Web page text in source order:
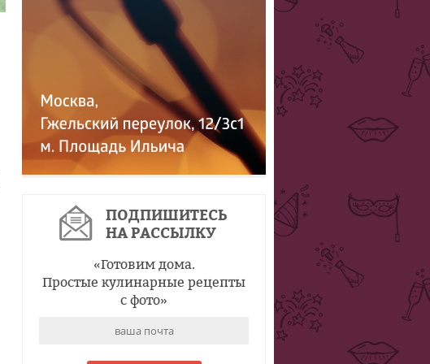
ПОДПИШИТЕСЬ
НА РАССЫЛКУ
«Готовим дома.
Простые кулинарные рецепты
с фото»